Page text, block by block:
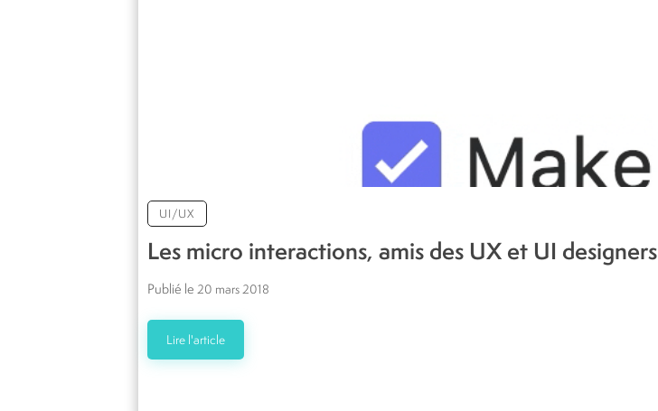
UI/UX
Les micro interactions, amis des UX et UI designers
Publié le 20 mars 2018
Lire l'article